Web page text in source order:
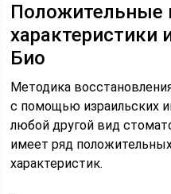
Положительные
Био
Методика
с помощью израильских
любой другой вид
имеет ряд
характеристик.